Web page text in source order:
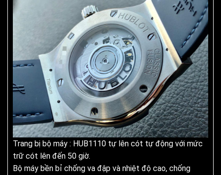
Trang bị bộ máy : HUB1110 tự lên cót tự động với mức
trữ cót lên đến 50 giờ.
Bộ máy bền bỉ chống va đập và nhiệt độ cao, chống